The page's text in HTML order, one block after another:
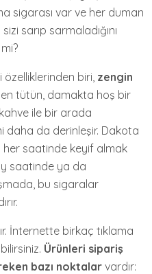
sigarası var ve her duman
sarıp sarmaladığını
özelliklerinden biri, zengin
tütün, damakta hoş bir
ile bir arada
daha da derinleşir. Dakota
her saatinde keyif almak
saatinde ya da
bu sigaralar
İnternette birkaç tıklama
Ürünleri sipariş
bazı noktalar vardır: